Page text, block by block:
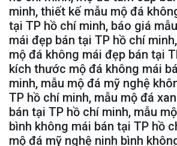
minh, thiết kế mẫu mộ đá
tại TP hồ chí minh, báo giá
mái đẹp bán tại TP hồ chí
mộ đá không mái đẹp bán tại
kích thước mộ đá không mái
minh, mẫu mộ đá mỹ nghệ
TP hồ chí minh, mẫu mộ đá
bán tại TP hồ chí minh, mẫu
bình không mái bán tại TP hồ
mộ đá mỹ nghệ ninh bình